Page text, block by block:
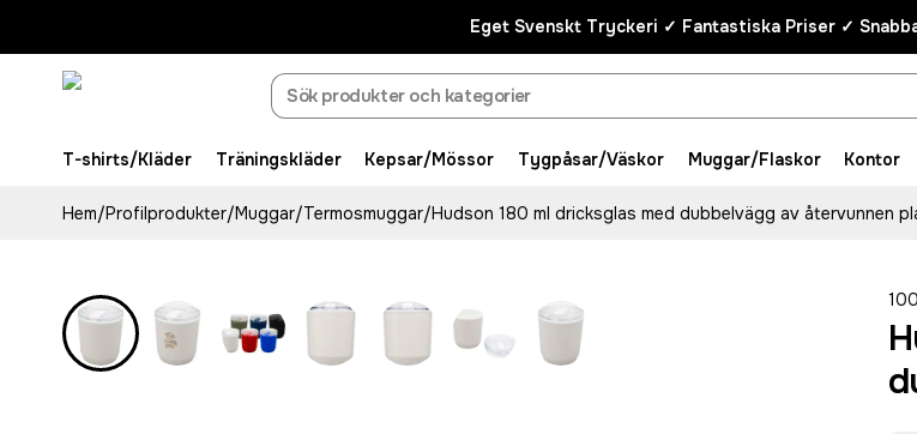
Eget Svenskt Tryckeri ✓ Fantastiska Priser ✓
T-shirts/Kläder Träningskläder Kepsar/Mössor Tygpåsar/Väskor Muggar/Flaskor Kontor
Hem/Profilprodukter/Muggar/Termosmuggar/Hudson 180 ml dricksglas med dubbelvägg av återvunnen